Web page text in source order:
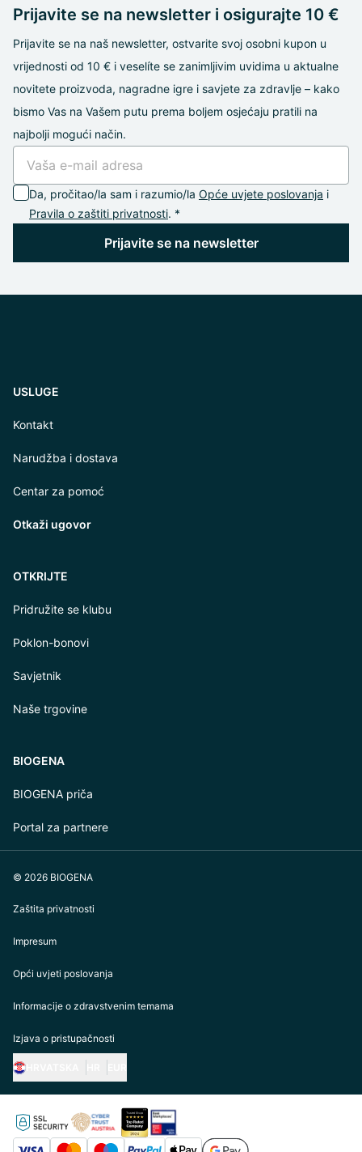
Prijavite se na newsletter i osigurajte 10 €
Prijavite se na naš newsletter, ostvarite svoj osobni kupon u
vrijednosti od 10 € i veselíte se zanimljivim uvidima u aktualne
novitete proizvoda, nagradne igre i savjete za zdravlje – kako
bismo Vas na Vašem putu prema boljem osjećaju pratili na
najbolji mogući način.
Da, pročitao/la sam i razumio/la Opće uvjete poslovanja i
Pravila o zaštiti privatnosti. *
Prijavite se na newsletter
USLUGE
Kontakt
Narudžba i dostava
Centar za pomoć
Otkaži ugovor
OTKRIJTE
Pridružite se klubu
Poklon-bonovi
Savjetnik
Naše trgovine
BIOGENA
BIOGENA priča
Portal za partnere
© 2026 BIOGENA
Zaštita privatnosti
Impresum
Opći uvjeti poslovanja
Informacije o zdravstvenim temama
Izjava o pristupačnosti
https://biogena.com/de-at
https://biogena.com/de-de
https://biogena.com/de-ch